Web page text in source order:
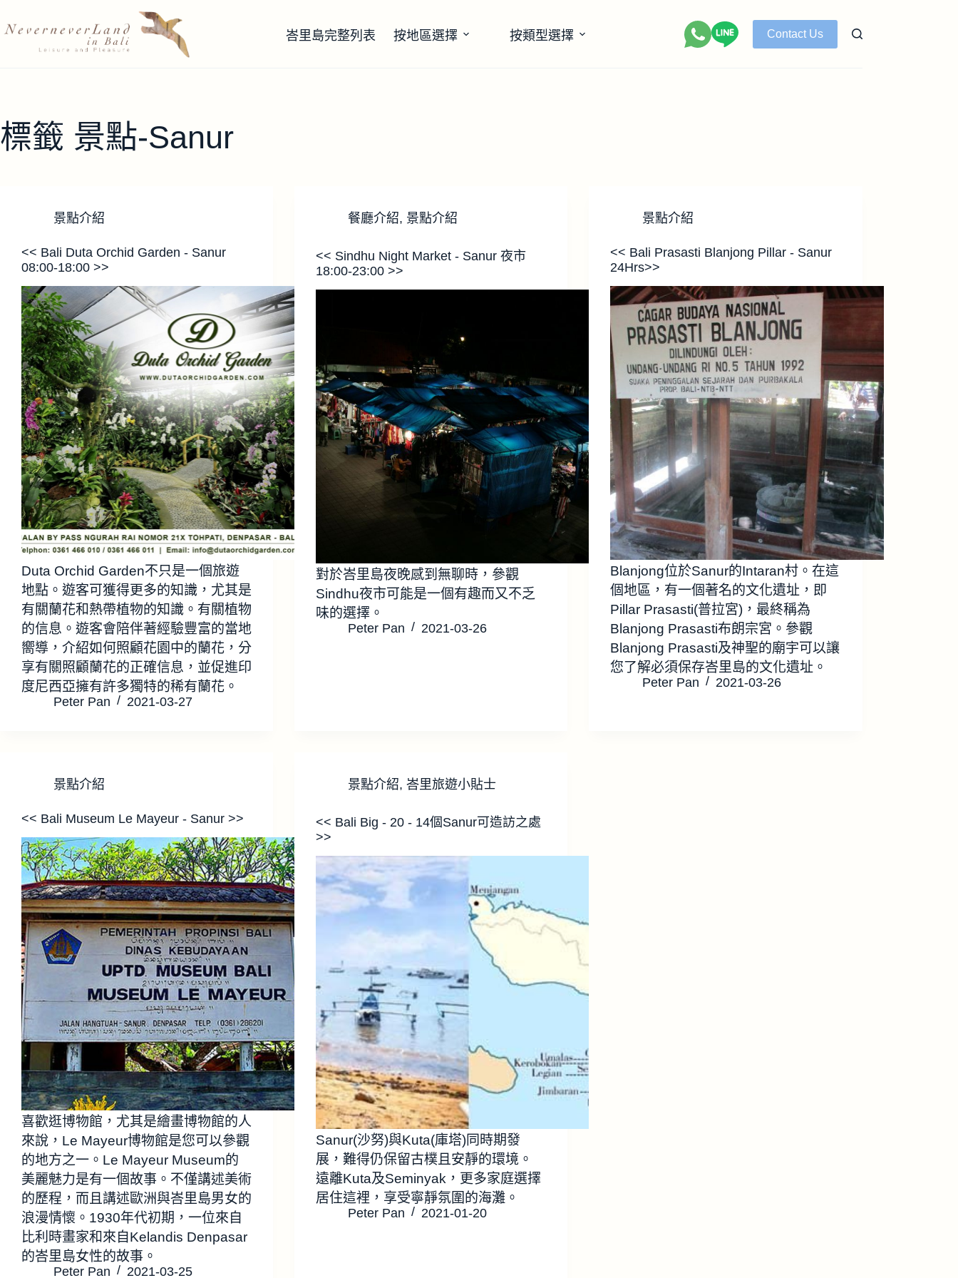
至
峇里島完整列表 按地區選擇 按類型選擇 Contact Us
標籤 景點-Sanur
景點介紹
<< Bali Duta Orchid Garden - Sanur
08:00-18:00 >>
Duta Orchid Garden不只是一個旅遊
地點。遊客可獲得更多的知識，尤其是
有關蘭花和熱帶植物的知識。有關植物
的信息。遊客會陪伴著經驗豐富的當地
嚮導，介紹如何照顧花園中的蘭花，分
享有關照顧蘭花的正確信息，並促進印
度尼西亞擁有許多獨特的稀有蘭花。
Peter Pan 2021-03-27
餐廳介紹, 景點介紹
<< Sindhu Night Market - Sanur 夜市
18:00-23:00 >>
對於峇里島夜晚感到無聊時，參觀
Sindhu夜市可能是一個有趣而又不乏
味的選擇。
Peter Pan 2021-03-26
景點介紹
<< Bali Prasasti Blanjong Pillar - Sanur
24Hrs>>
Blanjong位於Sanur的Intaran村。在這
個地區，有一個著名的文化遺址，即
Pillar Prasasti(普拉宮)，最終稱為
Blanjong Prasasti布朗宗宮。參觀
Blanjong Prasasti及神聖的廟宇可以讓
您了解必須保存峇里島的文化遺址。
Peter Pan 2021-03-26
景點介紹
<< Bali Museum Le Mayeur - Sanur >>
喜歡逛博物館，尤其是繪畫博物館的人
來說，Le Mayeur博物館是您可以參觀
的地方之一。Le Mayeur Museum的
美麗魅力是有一個故事。不僅講述美術
的歷程，而且講述歐洲與峇里島男女的
浪漫情懷。1930年代初期，一位來自
比利時畫家和來自Kelandis Denpasar
的峇里島女性的故事。
Peter Pan 2021-03-25
景點介紹,峇里旅遊小貼士
<< Bali Big - 20 - 14個Sanur可造訪之處
>>
Sanur(沙努)與Kuta(庫塔)同時期發
展，難得仍保留古樸且安靜的環境。
遠離Kuta及Seminyak，更多家庭選擇
居住這裡，享受寧靜氛圍的海灘。
Peter Pan 2021-01-20